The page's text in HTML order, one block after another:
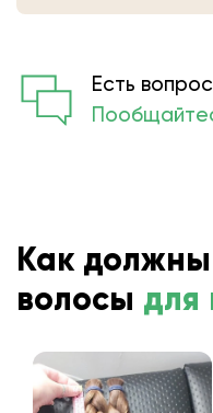
Есть
Как должны
волосы для